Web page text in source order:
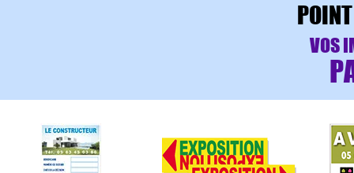
POINT
VOS